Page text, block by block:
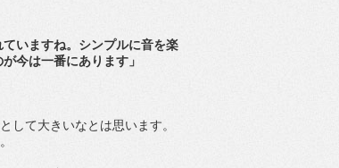
ていますね。シンプルに音を楽
今は一番にあります」
して大きいなとは思います。